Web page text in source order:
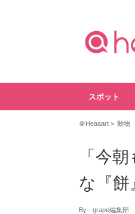
スポット
＠Heaaart 動物
「今
な『餅
By - grape編集部